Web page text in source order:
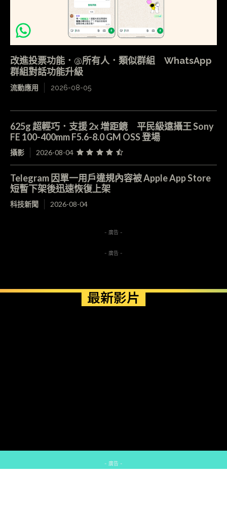
改進投票功能．@所有人．類似群組 WhatsApp
群組對話功能升級
流動應用 2026-08-05
625g 超輕巧．支援 2x 增距鏡 平民級遠攝王 Sony
FE 100-400mm F5.6-8.0 GM OSS 登場
攝影 2026-08-04
Telegram 因單一用戶違規內容被 Apple App Store
短暫下架後迅速恢復上架
科技新聞 2026-08-04
- 廣告 -
- 廣告 -
最新影片
- 廣告 -